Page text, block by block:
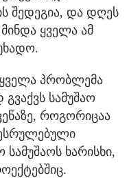
შედეგია, და დღეს
ყველა ამ
ყველა პრობლემა
სამუშაო
როგორიცაა
ხარისხი,